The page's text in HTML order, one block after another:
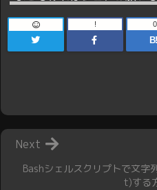
!
B!
0
Bashシェルスクリプトで文字
t)する
Next